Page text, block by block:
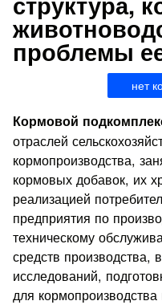
проблемы
нет
Кормовой
отраслей
кормопроизводства,
кормовых добавок, их
реализацией
предприятия по
техническому
средств производства,
исследований,
для кормопроизводства